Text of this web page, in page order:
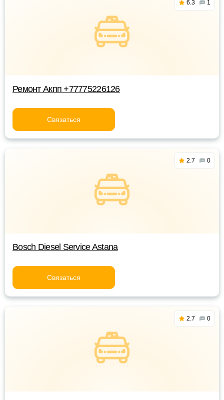
6.3 1
Ремонт Акпп +77775226126
Связаться
2.7 0
Bosch Diesel Service Astana
Связаться
2.7 0